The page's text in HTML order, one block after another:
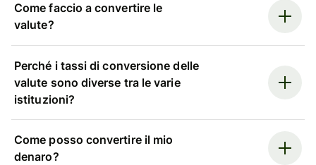
Come faccio a convertire le
valute?
Perché i tassi di conversione delle
valute sono diverse tra le varie
istituzioni?
Come posso convertire il mio
denaro?